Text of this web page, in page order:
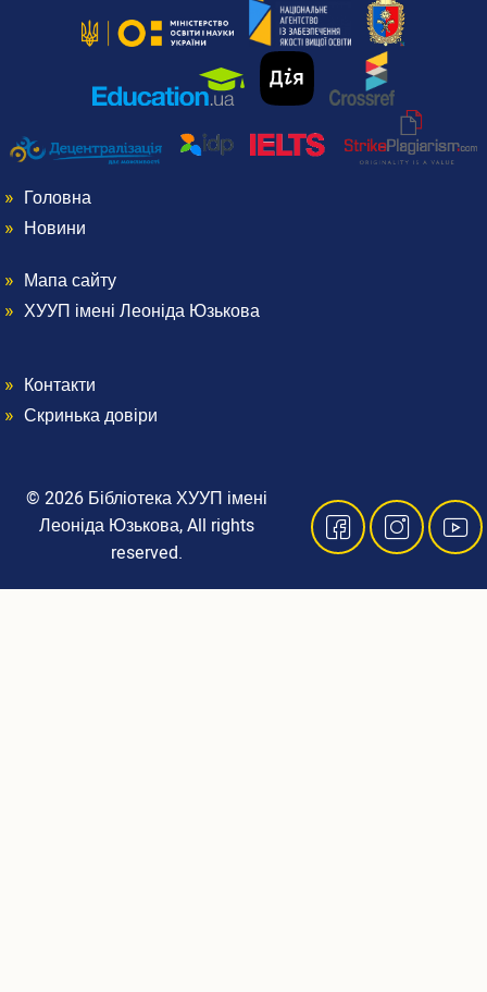
Menu
Footer
1
Головна
Новини
Menu
2
Мапа сайту
ХУУП імені Леоніда Юзькова
Menu
4
Контакти
Скринька довіри
© 2026 Бібліотека ХУУП імені
Леоніда Юзькова, All rights
reserved.